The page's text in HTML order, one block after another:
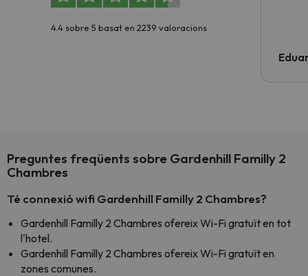
4.4 sobre 5 basat en 2239 valoracions
Preguntes freqüents sobre Gardenhill Familly 2
Chambres
Té connexió wifi Gardenhill Familly 2 Chambres?
Gardenhill Familly 2 Chambres ofereix Wi-Fi gratuït en tot
l'hotel.
Gardenhill Familly 2 Chambres ofereix Wi-Fi gratuït en
zones comunes.